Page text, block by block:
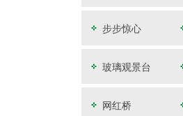
步步惊心
玻璃观景台
网红桥